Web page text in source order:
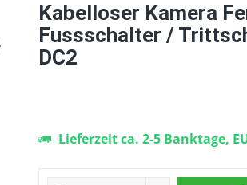
Kabelloser Kamera
Fussschalter /
DC2
Lieferzeit ca. 2-5 Banktage,